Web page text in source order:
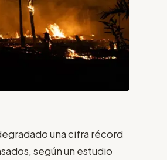
una cifra récord
según un estudio